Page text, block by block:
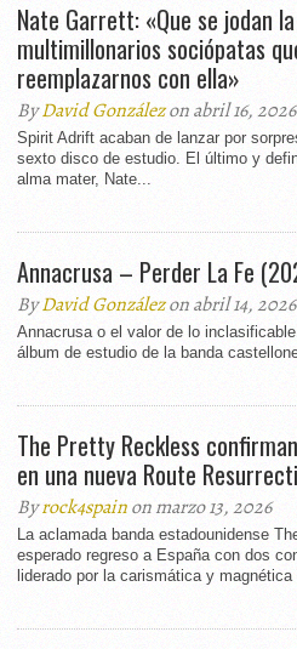
Nate Garrett: «Que se jodan
multimillonarios sociópatas
reemplazarnos con ella»
ByDavid Gonzálezon abril 16, 2026
Spirit Adrift acaban de lanzar por
sexto disco de estudio. El último y
alma mater, Nate...
Annacrusa – Perder La Fe
ByDavid Gonzálezon abril 14, 2026
Annacrusa o el valor de lo
álbum de estudio de la banda
The Pretty Reckless
en una nueva Route
Byrock4spainon marzo 13, 2026
La aclamada banda estadounidense
esperado regreso a España con dos
liderado por la carismática y magnética